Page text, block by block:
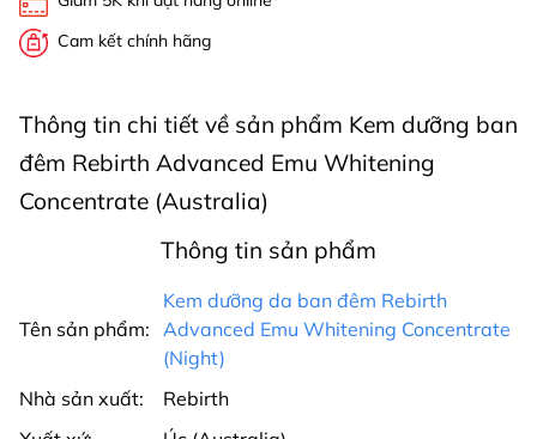
Cam kết chính hãng
Thông tin chi tiết về sản phẩm Kem dưỡng ban
đêm Rebirth Advanced Emu Whitening
Concentrate (Australia)
Thông tin sản phẩm
Tên sản phẩm:
Kem dưỡng da ban đêm Rebirth
Advanced Emu Whitening Concentrate
(Night)
Nhà sản xuất:
Rebirth